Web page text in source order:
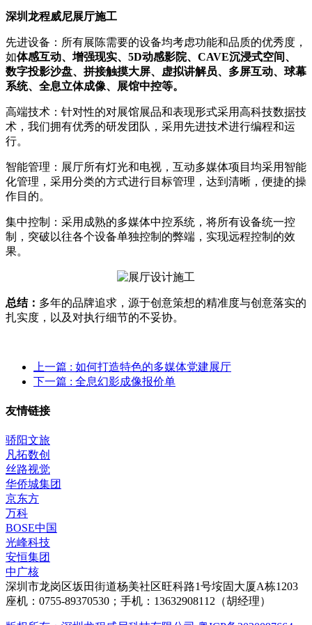
深圳龙程威尼展厅施工
先进设备：所有展陈需要的设备均考虑功能和品质的优秀度，
如体感互动、增强现实、5D动感影院、CAVE沉浸式空间、
数字投影沙盘、拼接触摸大屏、虚拟讲解员、多屏互动、球幕
系统、全息立体成像、展馆中控等。
高端技术：针对性的对展馆展品和表现形式采用高科技数据技
术，我们拥有优秀的研发团队，采用先进技术进行编程和运
行。
智能管理：展厅所有灯光和电视，互动多媒体项目均采用智能
化管理，采用分类的方式进行目标管理，达到清晰，便捷的操
作目的。
集中控制：采用成熟的多媒体中控系统，将所有设备统一控
制，突破以往各个设备单独控制的弊端，实现远程控制的效
果。
总结： 多年的品牌追求，源于创意策想的精准度与创意落实的
扎实度，以及对执行细节的不妥协。
上一篇 : 如何打造特色的多媒体党建展厅
下一篇 : 全息幻影成像报价单
友情链接
骄阳文旅
凡拓数创
丝路视觉
华侨城集团
京东方
万科
BOSE中国
光峰科技
安恒集团
中广核
深圳市龙岗区坂田街道杨美社区旺科路1号垵固大厦A栋1203
座机：0755-89370530；手机：13632908112（胡经理）